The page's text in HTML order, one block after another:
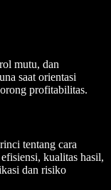
mutu, dan
saat orientasi
profitabilitas.
tentang cara
kualitas hasil,
dan risiko